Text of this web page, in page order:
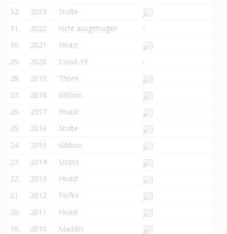
32.
2023
Stolte
31.
2022 nicht ausgetragen
-
30.
2021
Hoast
29.
2020 Covid-19
-
28.
2019
Thom
27.
2018
Gibbon
26.
2017
Hoast
25.
2016
Stolte
24.
2015
Gibbon
23.
2014
Strass
22.
2013
Hoast
21.
2012
Piefke
20.
2011
Hoast
19.
2010
Maddin